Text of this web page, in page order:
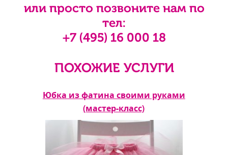
или просто позвоните нам по
тел:
+7 (495) 16 000 18
ПОХОЖИЕ УСЛУГИ
Юбка из фатина своими руками
(мастер-класс)